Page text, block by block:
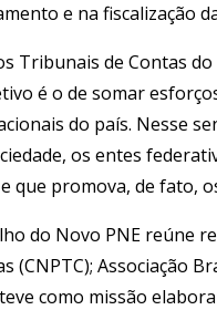
e na fiscalização
Tribunais de Contas
é o de somar
do país. Nesse
os entes
que promova, de
do Novo PNE reúne
Associação
como missão